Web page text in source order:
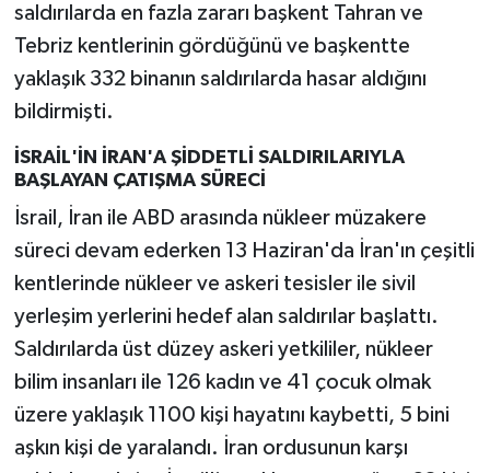
saldırılarda en fazla zararı başkent Tahran ve
Tebriz kentlerinin gördüğünü ve başkentte
yaklaşık 332 binanın saldırılarda hasar aldığını
bildirmişti.
İSRAİL'İN İRAN'A ŞİDDETLİ SALDIRILARIYLA
BAŞLAYAN ÇATIŞMA SÜRECİ
İsrail, İran ile ABD arasında nükleer müzakere
süreci devam ederken 13 Haziran'da İran'ın çeşitli
kentlerinde nükleer ve askeri tesisler ile sivil
yerleşim yerlerini hedef alan saldırılar başlattı.
Saldırılarda üst düzey askeri yetkililer, nükleer
bilim insanları ile 126 kadın ve 41 çocuk olmak
üzere yaklaşık 1100 kişi hayatını kaybetti, 5 bini
aşkın kişi de yaralandı. İran ordusunun karşı